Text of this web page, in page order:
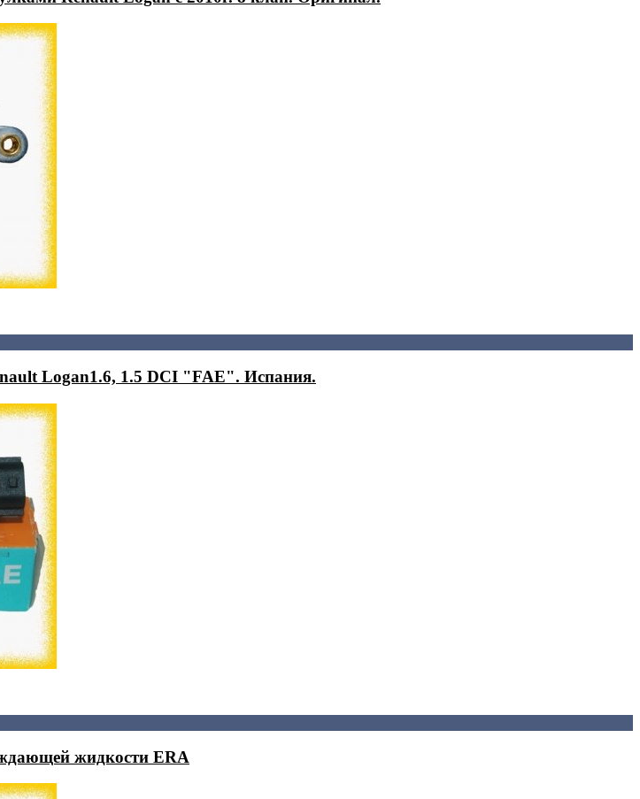
Logan1.6, 1.5 DCI "FAE". Испания.
жидкости ERA